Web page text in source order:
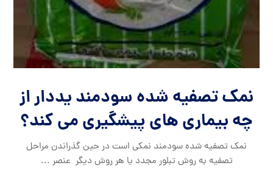
نمک تصفیه شده سودمند یددار از
چه بیماری های پیشگیری می کند؟
نمک تصفیه شده سودمند نمکی است در حین گذراندن مراحل
تصفیه به روش تبلور مجدد یا هر روش دیگر عنصر ...